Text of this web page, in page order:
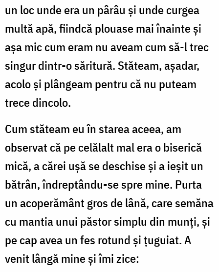
un loc unde era un pârâu și unde curgea
multă apă, fiindcă plouase mai înainte și
așa mic cum eram nu aveam cum să-l trec
singur dintr-o săritură. Stăteam, așadar,
acolo și plângeam pentru că nu puteam
trece dincolo.
Cum stăteam eu în starea aceea, am
observat că pe celălalt mal era o biserică
mică, a cărei ușă se deschise și a ieșit un
bătrân, îndreptându-se spre mine. Purta
un acoperământ gros de lână, care semăna
cu mantia unui păstor simplu din munți, și
pe cap avea un fes rotund și țuguiat. A
venit lângă mine și îmi zice: